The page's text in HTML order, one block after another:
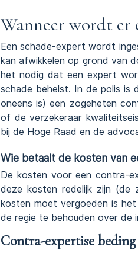
Wanneer wordt er
Een schade-expert wordt
kan afwikkelen op grond van
het nodig dat een expert
schade behelst. In de polis is
oneens is) een zogeheten
of de verzekeraar
bij de Hoge Raad en de
Wie betaalt de kosten van
De kosten voor een contra-
deze kosten redelijk zijn (de
kosten moet vergoeden is
de regie te behouden over de
Contra-expertise